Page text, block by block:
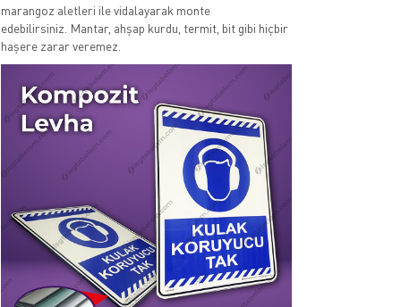
marangoz aletleri ile vidalayarak monte
edebilirsiniz. Mantar, ahşap kurdu, termit, bit gibi hiçbir
haşere zarar veremez.